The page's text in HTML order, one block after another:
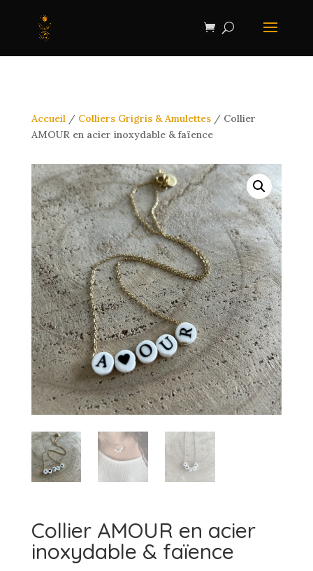
Accueil/ Colliers Grigris & Amulettes/ Collier
AMOUR en acier inoxydable & faïence
Collier AMOUR en acier
inoxydable & faïence